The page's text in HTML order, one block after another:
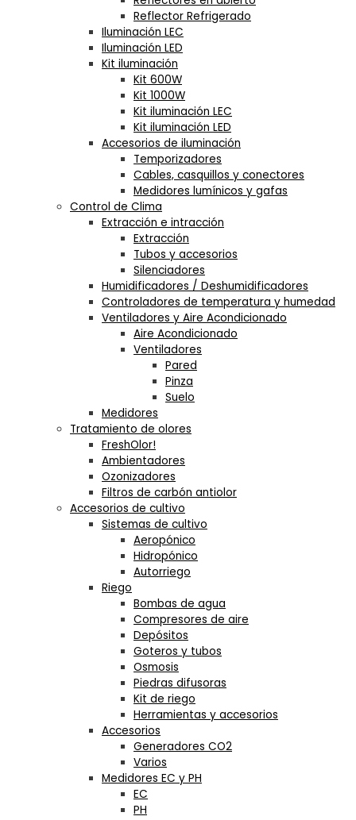
Reflector Refrigerado
Iluminación LEC
Iluminación LED
Kit iluminación
Kit 600W
Kit 1000W
Kit iluminación LEC
Kit iluminación LED
Accesorios de iluminación
Temporizadores
Cables, casquillos y conectores
Medidores lumínicos y gafas
Control de Clima
Extracción e intracción
Extracción
Tubos y accesorios
Silenciadores
Humidificadores / Deshumidificadores
Controladores de temperatura y humedad
Ventiladores y Aire Acondicionado
Aire Acondicionado
Ventiladores
Pared
Pinza
Suelo
Medidores
Tratamiento de olores
FreshOlor!
Ambientadores
Ozonizadores
Filtros de carbón antiolor
Accesorios de cultivo
Sistemas de cultivo
Aeropónico
Hidropónico
Autorriego
Riego
Bombas de agua
Compresores de aire
Depósitos
Goteros y tubos
Osmosis
Piedras difusoras
Kit de riego
Herramientas y accesorios
Accesorios
Generadores CO2
Varios
Medidores EC y PH
EC
PH